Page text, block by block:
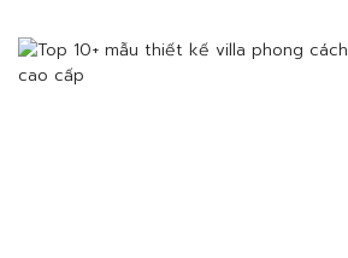
gỗĐá tự nhiên Nếu bạn đang tìm […]